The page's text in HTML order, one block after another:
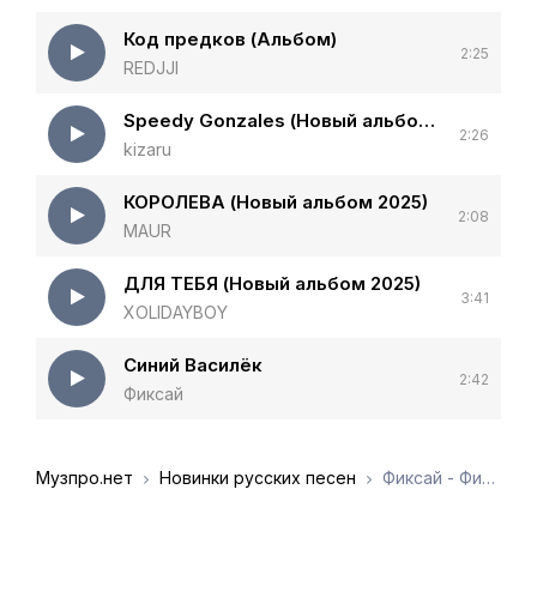
Код предков (Альбом)
REDJJI
2:25
Speedy Gonzales (Новый альбом 2025)
kizaru
2:26
КОРОЛЕВА (Новый альбом 2025)
MAUR
2:08
ДЛЯ ТЕБЯ (Новый альбом 2025)
XOLIDAYBOY
3:41
Синий Василёк
Фиксай
2:42
Музпро.нет Новинки русских песен Фиксай - Фиксай (Альбом)